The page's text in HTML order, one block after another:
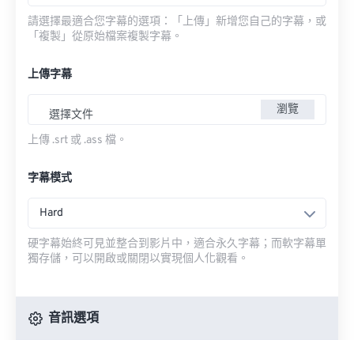
請選擇最適合您字幕的選項：「上傳」新增您自己的字幕，或
「複製」從原始檔案複製字幕。
上傳字幕
選擇文件 瀏覽
上傳 .srt 或 .ass 檔。
字幕模式
Hard
硬字幕始終可見並整合到影片中，適合永久字幕；而軟字幕單
獨存儲，可以開啟或關閉以實現個人化觀看。
音訊選項